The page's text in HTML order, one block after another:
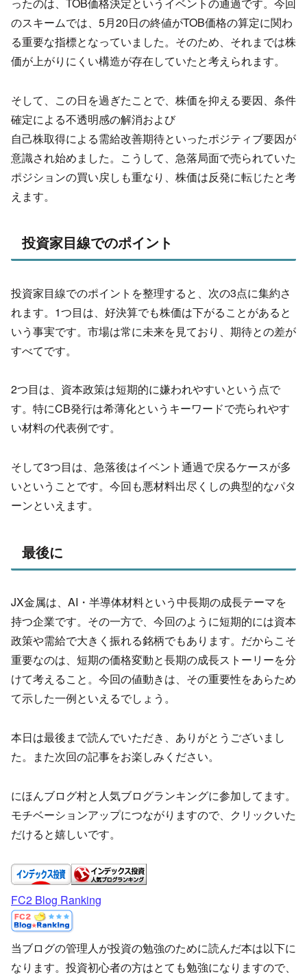
のスキームでは、 5月20日の終値がTOB価格の算定に関わ
る重要な指標となっていました。そのため、 それまでは株
価が上がりにくい構造が存在していたと考えられます。
そして、この日を過ぎたことで、株価を抑える要因、 条件
確定による不透明感の解消および
自己株取得による需給改善期待といったポジティブ要因が
意識され始めました。こうして、 急落局面で売られていた
ポジションの買い戻しも重なり、 株価は反発に転じたと考
えます。
投資家目線でのポイント
投資家目線でのポイントを整理すると、次の3点に集約さ
れます。1つ目は、好決算でも株価は下がることがあると
いう事実です。市場は常に未来を見ており、期待との差が
すべてです。
2つ目は、資本政策は短期的に嫌われやすいという点で
す。特にCB発行は希薄化というキーワードで売られやす
い材料の代表例です。
そして3つ目は、 急落後はイベント通過で戻るケースが多
いということです。今回も悪材料出尽くしの典型的なパタ
ーンといえます。
最後に
JX金属は、AI・ 半導体材料という中長期の成長テーマを
持つ企業です。その一方で、 今回のように短期的には資本
政策や需給で大きく振れる銘柄でもあります。だからこそ
重要なのは、 短期の価格変動と長期の成長ストーリーを分
けて考えること。今回の値動きは、 その重要性をあらため
て示した一例といえるでしょう。
本日は最後まで読んでいただき、ありがとうございまし
た。また次回の記事をお楽しみください。
にほんブログ村と人気ブログランキングに参加してます。
モチベーションアップにつながりますので、クリックいた
だけると嬉しいです。
FC2 Blog Ranking
当ブログの管理人が投資の勉強のために読んだ本は以下に
なります。投資初心者の方はとても勉強になりますので、